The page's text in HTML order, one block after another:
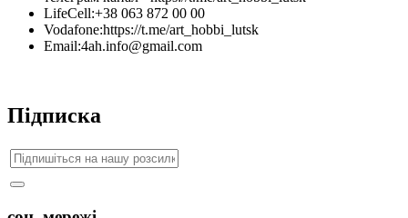
LifeCell:+38 063 872 00 00
Vodafone:https://t.me/art_hobbi_lutsk
Email:4ah.info@gmail.com
Підписка